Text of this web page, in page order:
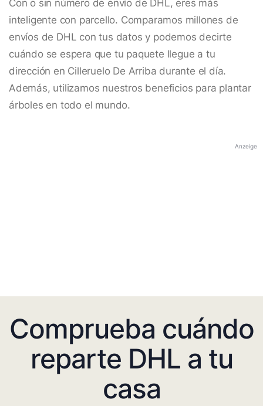
Con o sin número de envío de DHL, eres más
inteligente con parcello. Comparamos millones de
envíos de DHL con tus datos y podemos decirte
cuándo se espera que tu paquete llegue a tu
dirección en Cilleruelo De Arriba durante el día.
Además, utilizamos nuestros beneficios para plantar
árboles en todo el mundo.
Anzeige
Comprueba cuándo
reparte DHL a tu
casa